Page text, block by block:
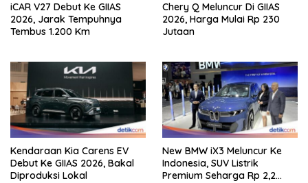
iCAR V27 Debut Ke GIIAS
2026, Jarak Tempuhnya
Tembus 1.200 Km
Chery Q Meluncur Di GIIAS
2026, Harga Mulai Rp 230
Jutaan
Kendaraan Kia Carens EV
Debut Ke GIIAS 2026, Bakal
Diproduksi Lokal
New BMW iX3 Meluncur Ke
Indonesia, SUV Listrik
Premium Seharga Rp 2,2